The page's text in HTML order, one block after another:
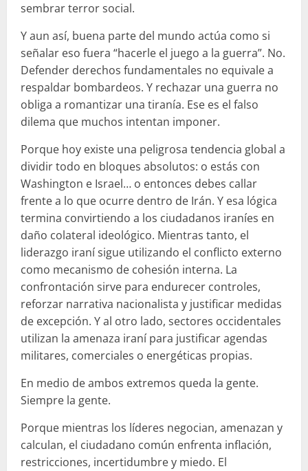
sembrar terror social.
Y aun así, buena parte del mundo actúa como si
señalar eso fuera “hacerle el juego a la guerra”. No.
Defender derechos fundamentales no equivale a
respaldar bombardeos. Y rechazar una guerra no
obliga a romantizar una tiranía. Ese es el falso
dilema que muchos intentan imponer.
Porque hoy existe una peligrosa tendencia global a
dividir todo en bloques absolutos: o estás con
Washington e Israel… o entonces debes callar
frente a lo que ocurre dentro de Irán. Y esa lógica
termina convirtiendo a los ciudadanos iraníes en
daño colateral ideológico. Mientras tanto, el
liderazgo iraní sigue utilizando el conflicto externo
como mecanismo de cohesión interna. La
confrontación sirve para endurecer controles,
reforzar narrativa nacionalista y justificar medidas
de excepción. Y al otro lado, sectores occidentales
utilizan la amenaza iraní para justificar agendas
militares, comerciales o energéticas propias.
En medio de ambos extremos queda la gente.
Siempre la gente.
Porque mientras los líderes negocian, amenazan y
calculan, el ciudadano común enfrenta inflación,
restricciones, incertidumbre y miedo. El